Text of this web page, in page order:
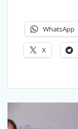
WhatsApp
X